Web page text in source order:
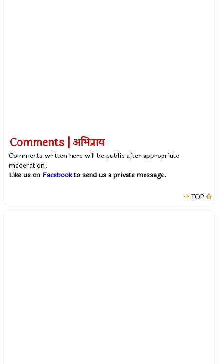
Comments | अभिप्राय
Comments written here will be public after appropriate
moderation.
Like us on Facebookto send us a private message.
TOP